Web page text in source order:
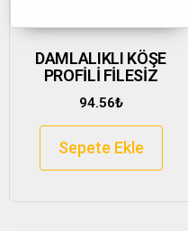
DAMLALIKLI KÖŞE
PROFİLİ FİLESİZ
94.56₺
Sepete Ekle